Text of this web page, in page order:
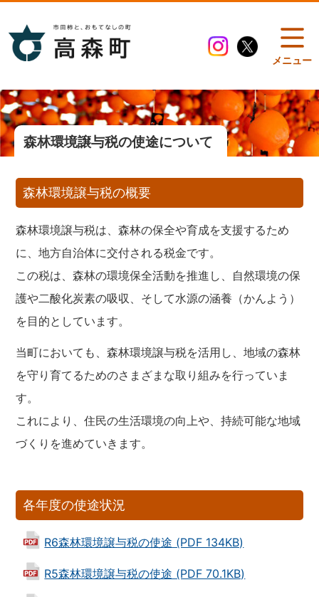
メニュー
森林環境譲与税の使途について
森林環境譲与税の概要
森林環境譲与税は、森林の保全や育成を支援するため
に、地方自治体に交付される税金です。
この税は、森林の環境保全活動を推進し、自然環境の保
護や二酸化炭素の吸収、そして水源の涵養（かんよう）
を目的としています。
当町においても、森林環境譲与税を活用し、地域の森林
を守り育てるためのさまざまな取り組みを行っていま
す。
これにより、住民の生活環境の向上や、持続可能な地域
づくりを進めていきます。
各年度の使途状況
R6森林環境譲与税の使途 (PDF 134KB)
R5森林環境譲与税の使途 (PDF 70.1KB)